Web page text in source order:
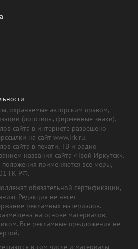
охраняемые авторским правом,
(логотипы, фирменные знаки).
сайта в интернете разрешено
на сайт www.irk.ru.
сайта в печати, ТВ и радио
названия сайта «Твой Иркутск».
применяются все меры,
ГК РФ.
обязательной сертификации,
Редакция не несет
рекламных материалов.
на основе материалов,
Все рекламные предложения не
в том числе и материалы